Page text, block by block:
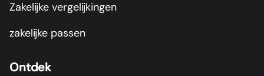
Zakelijke vergelijkingen
zakelijke passen
Ontdek